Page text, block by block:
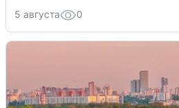
5 августа 0